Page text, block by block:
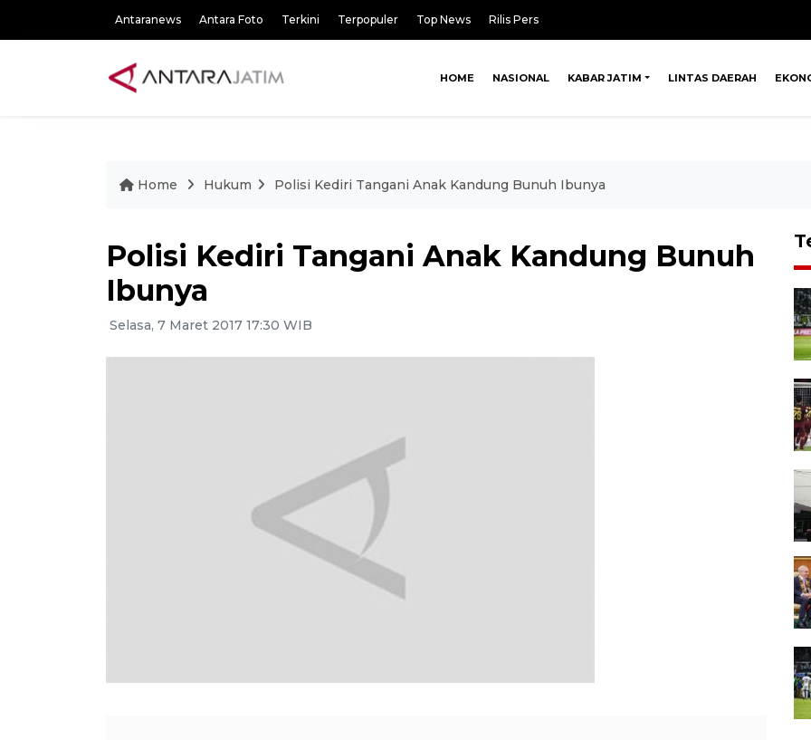
Antaranews Antara Foto Terkini Terpopuler Top News Rilis Pers
HOME NASIONAL KABAR JATIM LINTAS DAERAH
Home Hukum Polisi Kediri Tangani Anak Kandung Bunuh Ibunya
Polisi Kediri Tangani Anak Kandung Bunuh
Ibunya
Selasa, 7 Maret 2017 17:30 WIB